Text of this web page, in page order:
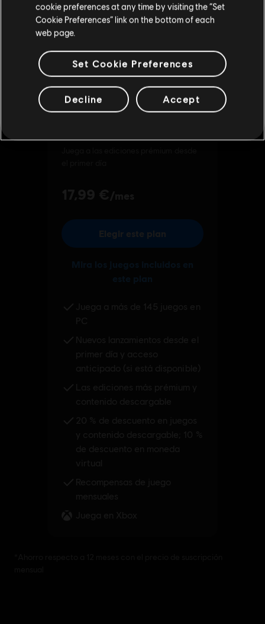
Actualizar mi localidad
cookie preferences at any time by visiting the “Set
Cookie Preferences” link on the bottom of each
web page.
Set Cookie Preferences
Decline Accept